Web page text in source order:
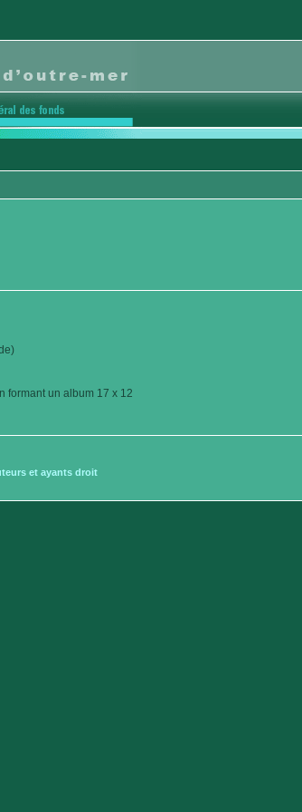
formant un album 17 x 12
et ayants droit